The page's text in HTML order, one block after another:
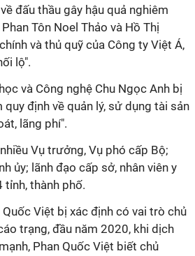
đấu thầu gây hậu quả nghiêm
Tôn Noel Thảo và Hồ Thị
và thủ quỹ của Công ty Việt Á,
lộ".
và Công nghệ Chu Ngọc Anh bị
định về quản lý, sử dụng tài sản
lãng phí".
Vụ trưởng, Vụ phó cấp Bộ;
ủy; lãnh đạo cấp sở, nhân viên y
tỉnh, thành phố.
Quốc Việt bị xác định có vai trò chủ
trạng, đầu năm 2020, khi dịch
Phan Quốc Việt biết chủ